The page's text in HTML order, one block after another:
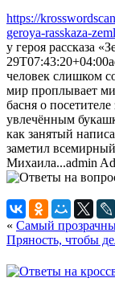
https://
geroya-rasskaza-
у героя рассказа
29T07:43:20+04:00
человек слишком
мир проплывает
басня о
увлечённым
как занятый
заметил
Михаила...admin
« Самый
Пряность, чтобы